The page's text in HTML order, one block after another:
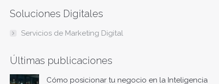
opens
in
opens
in
opensopens
in
opens
in
Soluciones Digitales
Servicios de Marketing Digital
Últimas publicaciones
Cómo posicionar tu negocio en la Inteligencia